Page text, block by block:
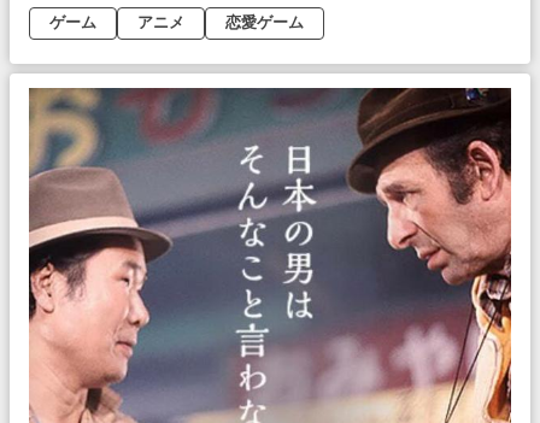
ゲーム
アニメ 恋愛ゲーム